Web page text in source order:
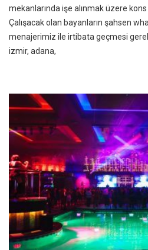
mekanlarında işe alınmak üzere
Çalışacak olan bayanların şahsen
menajerimiz ile irtibata geçmesi
izmir, adana,